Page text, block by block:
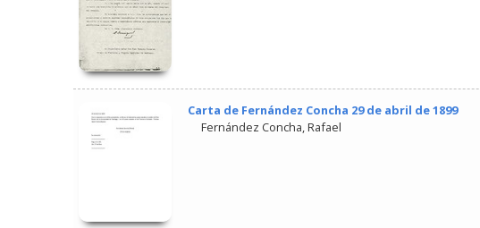
Carta de Fernández Concha 29 de abril de 1899
Fernández Concha, Rafael